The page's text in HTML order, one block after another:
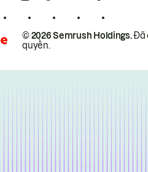
© 2026 Semrush Holdings.Đã
quyền.